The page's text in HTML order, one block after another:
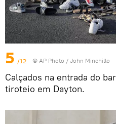
5 /12 © AP Photo / John Minchillo
Calçados na entrada do
tiroteio em Dayton.